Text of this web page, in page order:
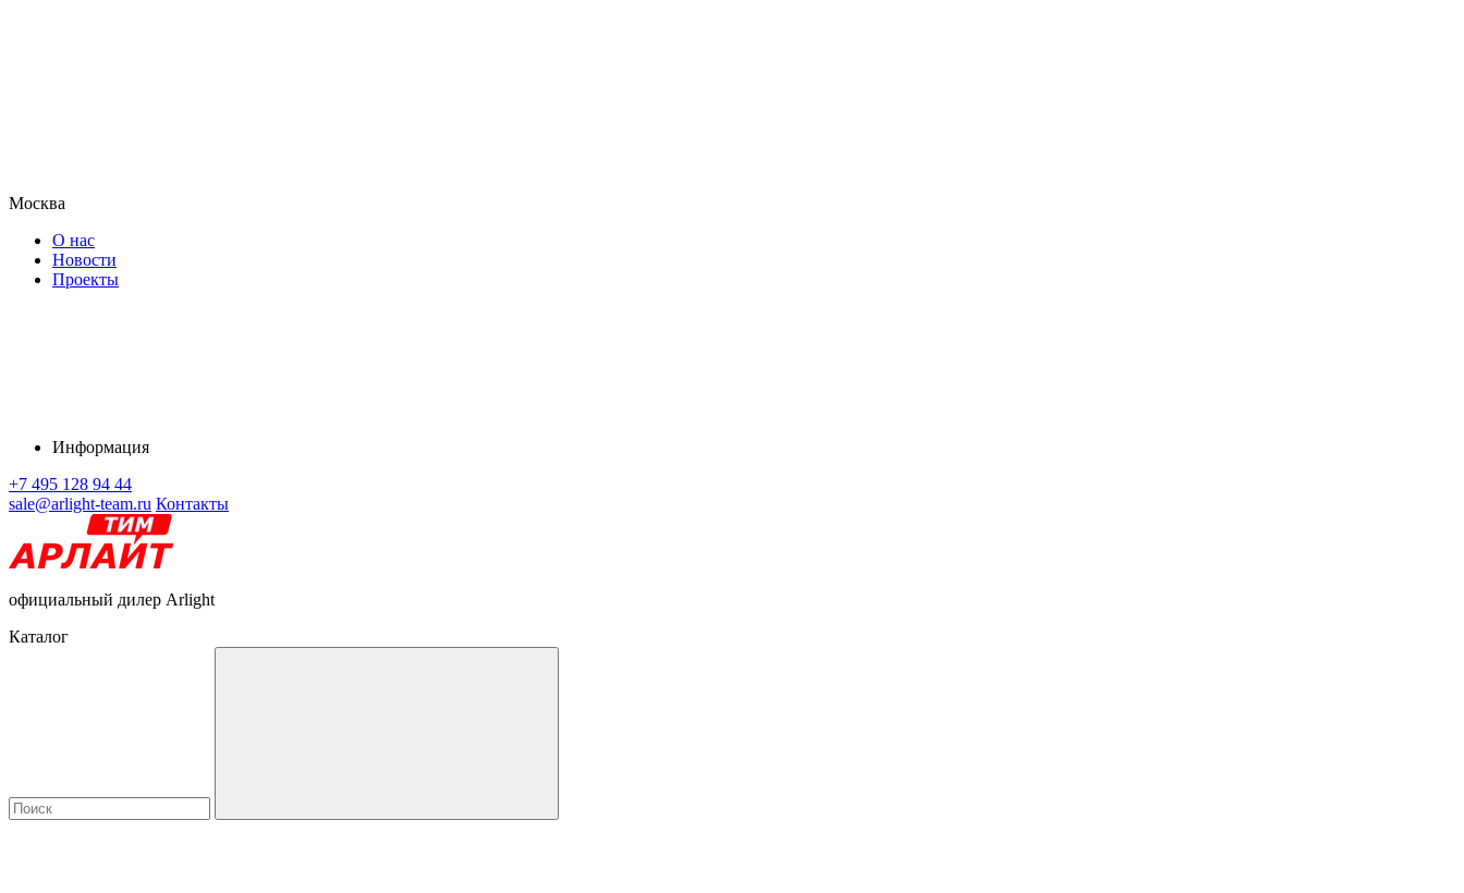
Москва
О нас
Новости
Проекты
Информация
+7 495 128 94 44
sale@arlight-team.ru Контакты
официальный дилер Arlight
Каталог